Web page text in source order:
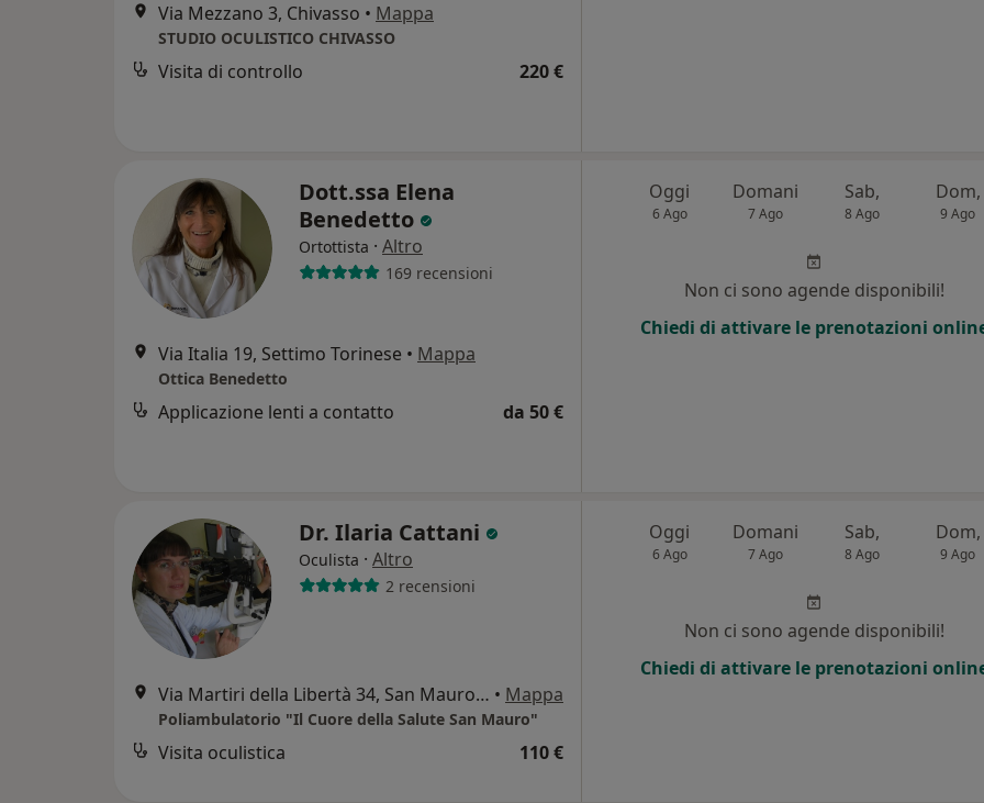
Via Mezzano 3, Chivasso • Mappa
STUDIO OCULISTICO CHIVASSO
Visita di controllo 220 €
Dott.ssa Elena
Benedetto
Ortottista · Altro
169 recensioni
Via Italia 19, Settimo Torinese • Mappa
Ottica Benedetto
Applicazione lenti a contatto da 50 €
Oggi
6 Ago
Domani
7 Ago
Sab,
8 Ago
Dom,
9 Ago
Non ci sono agende disponibili!
Chiedi di attivare le prenotazioni
Dr. Ilaria Cattani
Oculista · Altro
2 recensioni
Via Martiri della Libertà 34, San Mauro Torinese • Mappa
Poliambulatorio "Il Cuore della Salute San Mauro"
Visita oculistica 110 €
Oggi
6 Ago
Domani
7 Ago
Sab,
8 Ago
Dom,
9 Ago
Non ci sono agende disponibili!
Chiedi di attivare le prenotazioni